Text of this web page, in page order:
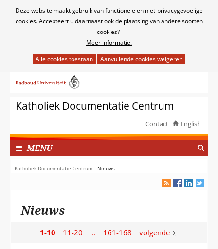
Cookies
Deze website maakt gebruik van functionele en niet-privacygevoelige
cookies. Accepteert u daarnaast ook de plaatsing van andere soorten
cookies?
Meer informatie.
het
van
cookies
deze
website
worden
toegestaan
naar
inhoudKatholiek Documentatie Centrum
Contact English
MENUI
N
G
A
T
Katholiek Documentatie Centrum Nieuws
Nieuws
resultaten
1-10 resultaten
11-20 ... resultaten
161-168 volgenderesultaten